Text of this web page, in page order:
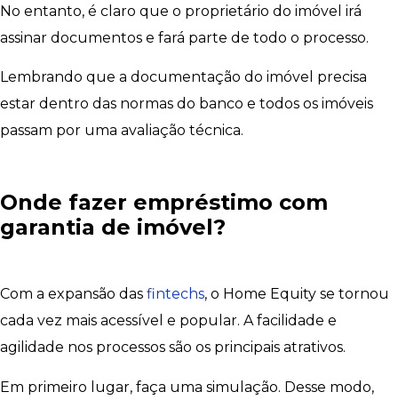
No entanto, é claro que o proprietário do imóvel irá
assinar documentos e fará parte de todo o processo.
Lembrando que a documentação do imóvel precisa
estar dentro das normas do banco e todos os imóveis
passam por uma avaliação técnica.
Onde fazer empréstimo com
garantia de imóvel?
Com a expansão das fintechs, o Home Equity se tornou
cada vez mais acessível e popular. A facilidade e
agilidade nos processos são os principais atrativos.
Em primeiro lugar, faça uma simulação. Desse modo,